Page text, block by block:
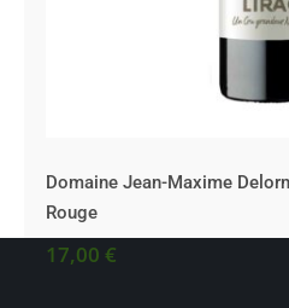
Domaine Jean-Maxime
Rouge
17,00 €